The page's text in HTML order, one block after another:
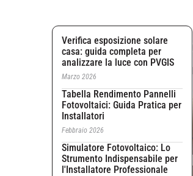
Verifica esposizione solare
casa: guida completa per
analizzare la luce con PVGIS
Marzo 2026
Tabella Rendimento Pannelli
Fotovoltaici: Guida Pratica per
Installatori
Febbraio 2026
Simulatore Fotovoltaico: Lo
Strumento Indispensabile per
l'Installatore Professionale